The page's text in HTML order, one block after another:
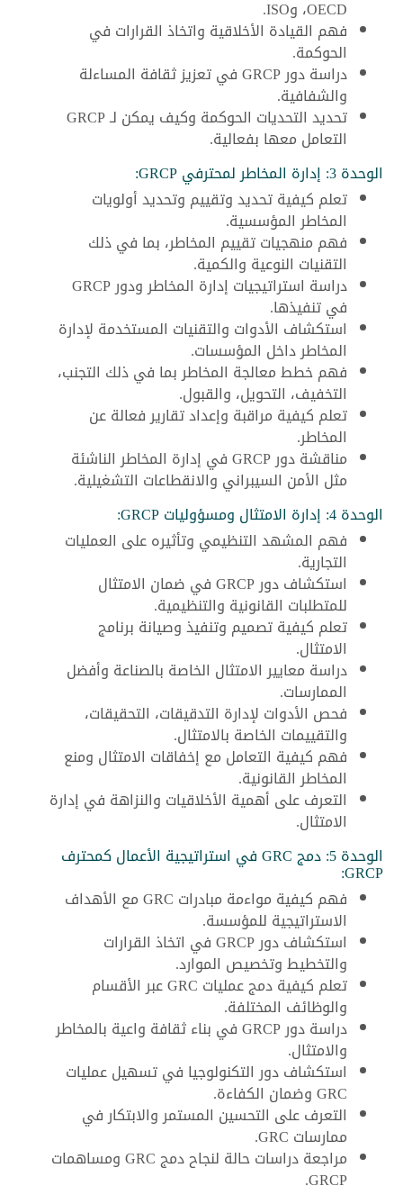
OECD، وISO.
فهم القيادة الأخلاقية واتخاذ القرارات في
الحوكمة.
دراسة دور GRCP في تعزيز ثقافة المساءلة
والشفافية.
تحديد التحديات الحوكمة وكيف يمكن لـ GRCP
التعامل معها بفعالية.
الوحدة 3: إدارة المخاطر لمحترفي GRCP:
تعلم كيفية تحديد وتقييم وتحديد أولويات
المخاطر المؤسسية.
فهم منهجيات تقييم المخاطر، بما في ذلك
التقنيات النوعية والكمية.
دراسة استراتيجيات إدارة المخاطر ودور GRCP
في تنفيذها.
استكشاف الأدوات والتقنيات المستخدمة لإدارة
المخاطر داخل المؤسسات.
فهم خطط معالجة المخاطر بما في ذلك التجنب،
التخفيف، التحويل، والقبول.
تعلم كيفية مراقبة وإعداد تقارير فعالة عن
المخاطر.
مناقشة دور GRCP في إدارة المخاطر الناشئة
مثل الأمن السيبراني والانقطاعات التشغيلية.
الوحدة 4: إدارة الامتثال ومسؤوليات GRCP:
فهم المشهد التنظيمي وتأثيره على العمليات
التجارية.
استكشاف دور GRCP في ضمان الامتثال
للمتطلبات القانونية والتنظيمية.
تعلم كيفية تصميم وتنفيذ وصيانة برنامج
الامتثال.
دراسة معايير الامتثال الخاصة بالصناعة وأفضل
الممارسات.
فحص الأدوات لإدارة التدقيقات، التحقيقات،
والتقييمات الخاصة بالامتثال.
فهم كيفية التعامل مع إخفاقات الامتثال ومنع
المخاطر القانونية.
التعرف على أهمية الأخلاقيات والنزاهة في إدارة
الامتثال.
الوحدة 5: دمج GRC في استراتيجية الأعمال كمحترف
GRCP:
فهم كيفية مواءمة مبادرات GRC مع الأهداف
الاستراتيجية للمؤسسة.
استكشاف دور GRCP في اتخاذ القرارات
والتخطيط وتخصيص الموارد.
تعلم كيفية دمج عمليات GRC عبر الأقسام
والوظائف المختلفة.
دراسة دور GRCP في بناء ثقافة واعية بالمخاطر
والامتثال.
استكشاف دور التكنولوجيا في تسهيل عمليات
GRC وضمان الكفاءة.
التعرف على التحسين المستمر والابتكار في
ممارسات GRC.
مراجعة دراسات حالة لنجاح دمج GRC ومساهمات
GRCP.